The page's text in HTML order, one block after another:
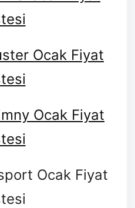
Ocak Fiyat
Ocak Fiyat
Ocak Fiyat